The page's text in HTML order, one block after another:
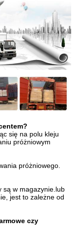
się na polu kleju
próżniowym
próżniowego.
są w magazynie.lub
jest to zależne od
czy